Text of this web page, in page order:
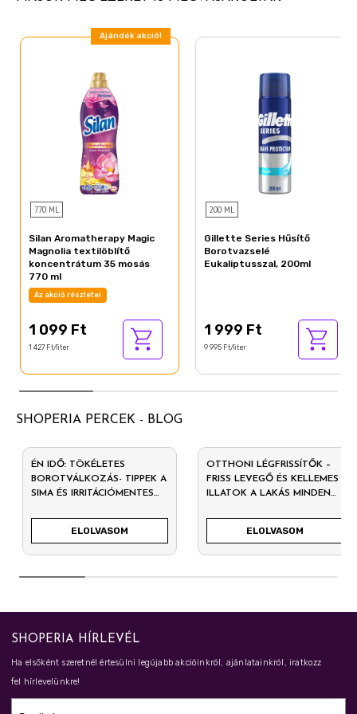
Ajándék akció!
770 ML
Silan Aromatherapy Magic
Magnolia textilöblítő
koncentrátum 35 mosás
770 ml
Az akció részletei
1 099 Ft
1 427 Ft/liter
200 ML
Gillette Series Hűsítő
Borotvazselé
Eukaliptusszal, 200ml
1 999 Ft
9 995 Ft/liter
SHOPERIA PERCEK - BLOG
ÉN IDŐ: TÖKÉLETES
BOROTVÁLKOZÁS- TIPPEK A
SIMA ÉS IRRITÁCIÓMENTES
ELOLVASOM
OTTHONI LÉGFRISSÍTŐK –
FRISS LEVEGŐ ÉS KELLEMES
ILLATOK A LAKÁS MINDEN
ELOLVASOM
SHOPERIA HÍRLEVÉL
Ha elsőként szeretnél értesülni legújabb akcióinkról, ajánlatainkról, iratkozz
fel hírlevelünkre!